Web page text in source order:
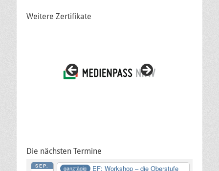
Weitere Zertifikate
Die nächsten Termine
SEP. ganztägig
EF: Workshop – die Oberstufe